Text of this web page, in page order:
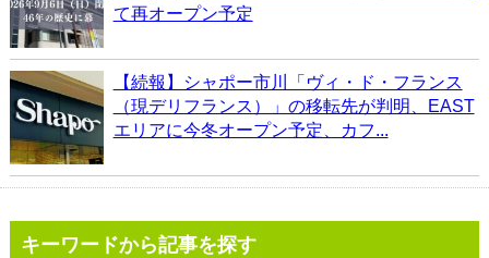
て再オープン予定
【続報】シャポー市川「ヴィ・ド・フランス
（現デリフランス）」の移転先が判明、EAST
エリアに今冬オープン予定、カフ...
キーワードから記事を探す